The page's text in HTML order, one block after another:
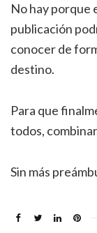
No hay porque
publicación
conocer de
destino.
Para que
todos,
Sin más